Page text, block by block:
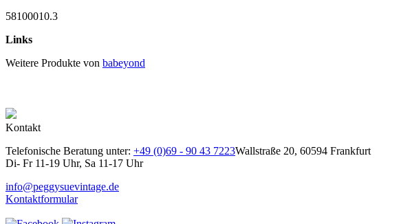
58100010.3
Links
Weitere Produkte von babeyond
Kontakt
Telefonische Beratung unter: +49 (0)69 - 90 43 7223Wallstraße 20, 60594 Frankfurt
Di- Fr 11-19 Uhr, Sa 11-17 Uhr
info@peggysuevintage.de
Kontaktformular